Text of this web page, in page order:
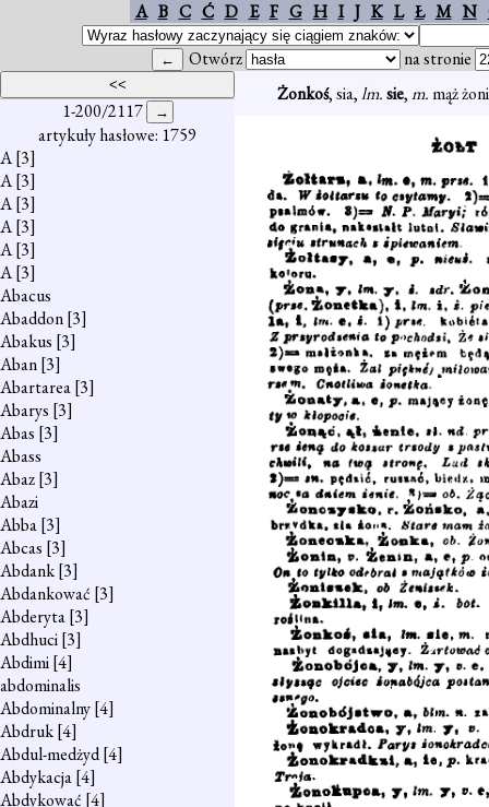
A B C Ć D E F G H I J K L Ł M N
Otwórz na stronie
1-200/2117
artykuły hasłowe: 1759
A[3]
A[3]
A[3]
A[3]
A[3]
A[3]
Abacus
Abaddon[3]
Abakus [3]
Aban[3]
Abartarea[3]
Abarys [3]
Abas [3]
Abass
Abaz[3]
Abazi
Abba[3]
Abcas [3]
Abdank[3]
Abdankować [3]
Abderyta[3]
Abdhuci[3]
Abdimi[4]
abdominalis
Abdominalny[4]
Abdruk[4]
Abdul-medżyd[4]
Abdykacja[4]
Abdykować [4]
Żonkoś, sia,lm.sie,m. mąż